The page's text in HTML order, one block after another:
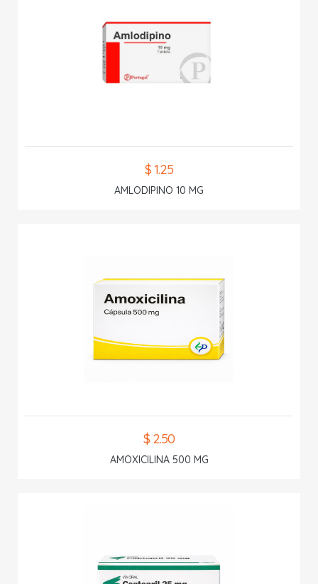
$ 1.25
AMLODIPINO 10 MG
$ 2.50
AMOXICILINA 500 MG